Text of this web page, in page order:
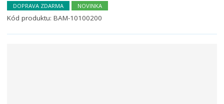
t
r
DOPRAVA ZDARMA NOVINKA
Kód produktu:BAM-10100200